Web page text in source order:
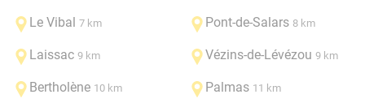
Le Vibal 7 km Pont-de-Salars 8 km
Laissac 9 km Vézins-de-Lévézou 9 km
Bertholène 10 km Palmas 11 km